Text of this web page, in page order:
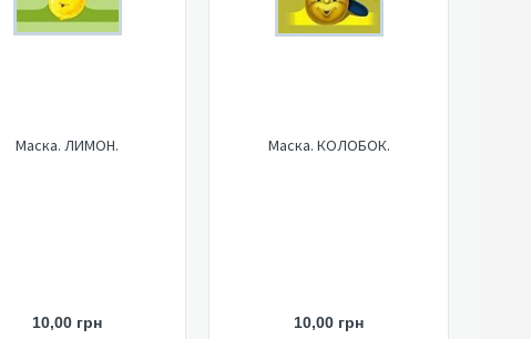
Маска. ЛИМОН.
10,00 грн
Маска. КОЛОБОК.
10,00 грн